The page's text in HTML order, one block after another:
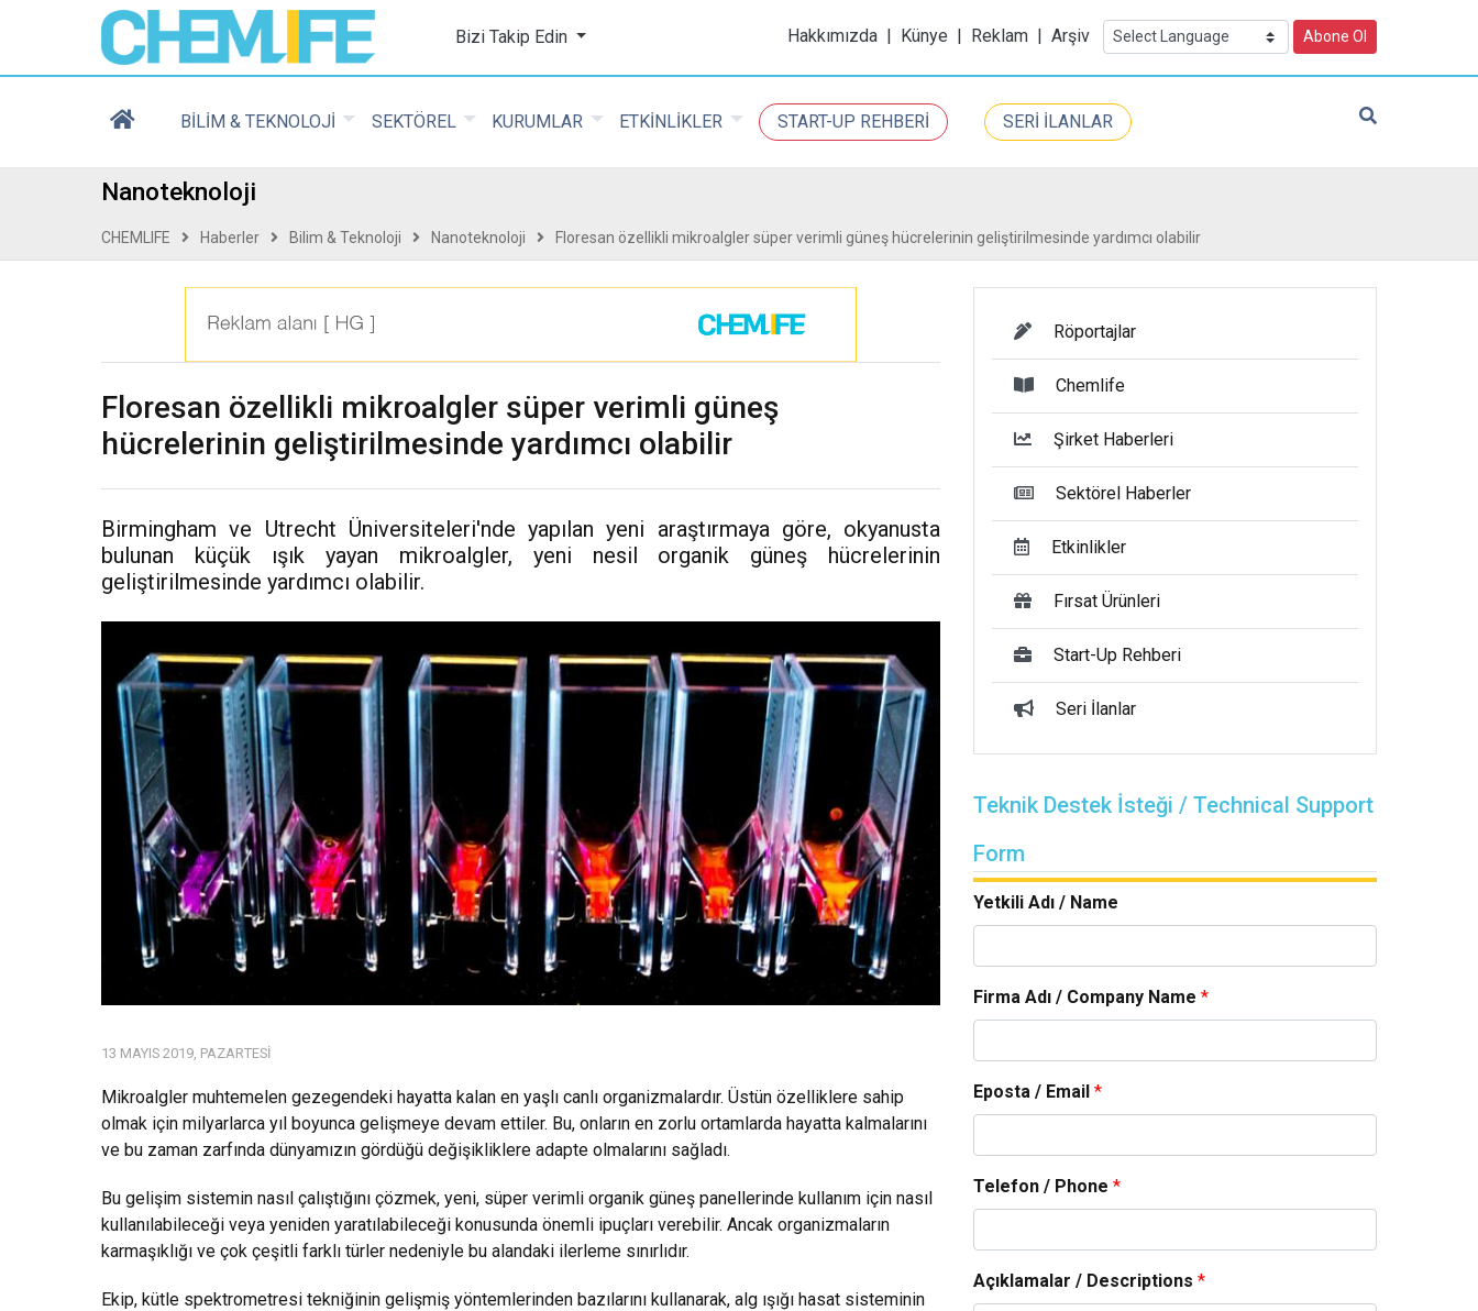
Chemlife - Basılı ve Dijital Kimya Dergisi
Bizi Takip Edin Hakkımızda | Künye | Reklam | Arşiv Abone Ol
BİLİM & TEKNOLOJİ SEKTÖREL KURUMLAR ETKİNLİKLER START-UP REHBERİ SERİ İLANLAR
Nanoteknoloji
CHEMLIFE Haberler Bilim & Teknoloji Nanoteknoloji Floresan özellikli mikroalgler süper verimli güneş hücrelerinin geliştirilmesinde yardımcı olabilir
Floresan özellikli mikroalgler süper verimli güneş
hücrelerinin geliştirilmesinde yardımcı olabilir
Birmingham ve Utrecht Üniversiteleri'nde yapılan yeni araştırmaya göre, okyanusta
bulunan küçük ışık yayan mikroalgler, yeni nesil organik güneş hücrelerinin
geliştirilmesinde yardımcı olabilir.
13 MAYIS 2019, PAZARTESI
Mikroalgler muhtemelen gezegendeki hayatta kalan en yaşlı canlı organizmalardır. Üstün özelliklere sahip
olmak için milyarlarca yıl boyunca gelişmeye devam ettiler. Bu, onların en zorlu ortamlarda hayatta kalmalarını
ve bu zaman zarfında dünyamızın gördüğü değişikliklere adapte olmalarını sağladı.
Bu gelişim sistemin nasıl çalıştığını çözmek, yeni, süper verimli organik güneş panellerinde kullanım için nasıl
kullanılabileceği veya yeniden yaratılabileceği konusunda önemli ipuçları verebilir. Ancak organizmaların
karmaşıklığı ve çok çeşitli farklı türler nedeniyle bu alandaki ilerleme sınırlıdır.
Ekip, kütle spektrometresi tekniğinin gelişmiş yöntemlerinden bazılarını kullanarak, alg ışığı hasat sisteminin
Röportajlar
Chemlife
Şirket Haberleri
Sektörel Haberler
Etkinlikler
Fırsat Ürünleri
Start-Up Rehberi
Seri İlanlar
Teknik Destek İsteği / Technical Support
Form
Yetkili Adı / Name
Firma Adı / Company Name *
Eposta / Email *
Telefon / Phone *
Açıklamalar / Descriptions *